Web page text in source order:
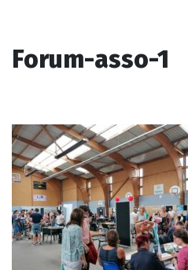
Forum-asso-1